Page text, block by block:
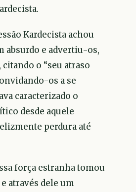
Kardecista achou
absurdo e advertiu-os,
citando o “seu atraso
os a se
caracterizado o
desde aquele
perdura até
força estranha tomou
através dele um